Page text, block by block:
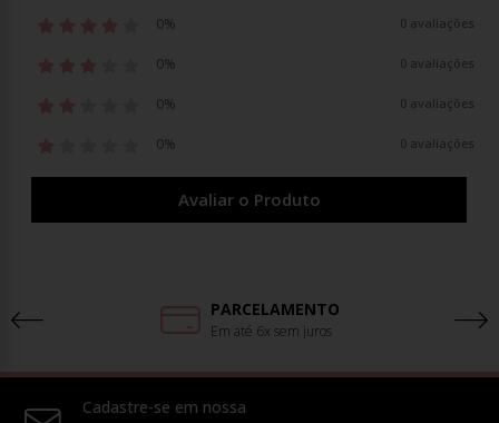
0% 0 avaliações
0% 0 avaliações
0% 0 avaliações
0% 0 avaliações
Avaliar o Produto
PARCELAMENTO
Em até 6x sem juros
Cadastre-se em nossa